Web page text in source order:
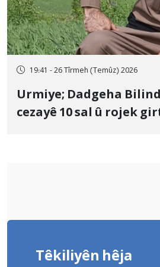
19:41 - 26 Tîrmeh (Temûz) 2026
Urmiye; Dadgeha
cezayê 10 sal û rojek
Têkiliyên hêja